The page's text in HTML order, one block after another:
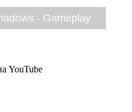
- Gameplay